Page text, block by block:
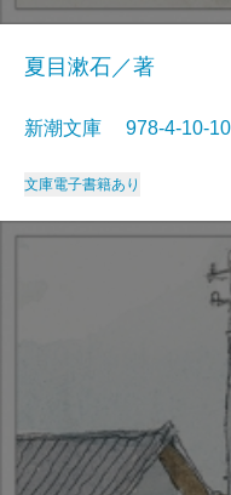
夏目漱石／著
新潮文庫 978-4-10-
文庫電子書籍あり